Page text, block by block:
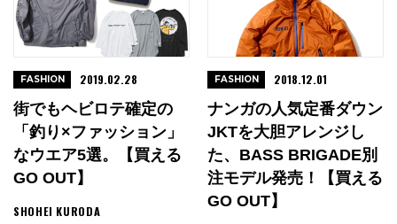
街でもヘビロテ確定の
「釣り×ファッション」
なウエア5選。【買える
GO OUT】
SHOHEI KURODA
FASHION 2019.02.28
ナンガの人気定番ダウン
JKTを大胆アレンジし
た、BASS BRIGADE別
注モデル発売！【買える
GO OUT】
FASHION 2018.12.01